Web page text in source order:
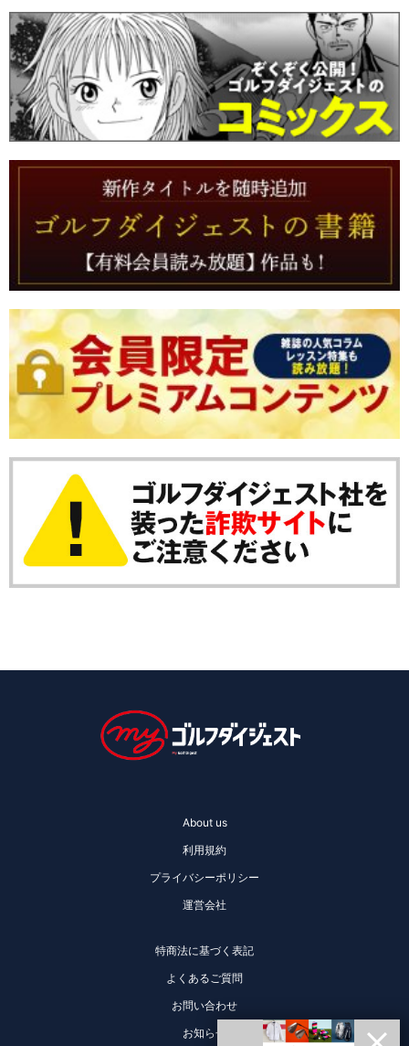
About us
利用規約
プライバシーポリシー
運営会社
特商法に基づく表記
よくあるご質問
お問い合わせ
お知らせ